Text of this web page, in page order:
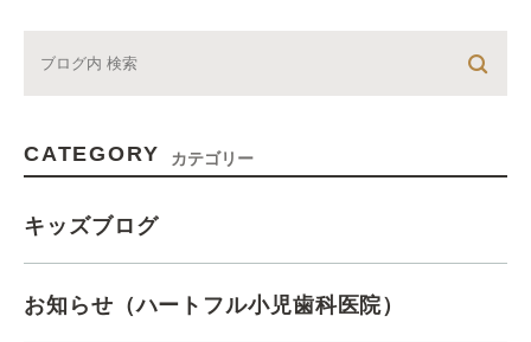
CATEGORY カテゴリー
キッズブログ
お知らせ（ハートフル小児歯科医院）